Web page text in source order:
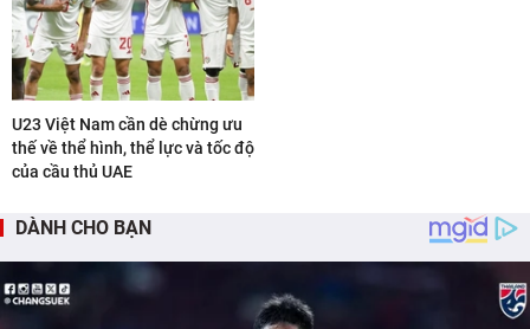
U23 Việt Nam cần dè chừng ưu
thế về thể hình, thể lực và tốc độ
của cầu thủ UAE